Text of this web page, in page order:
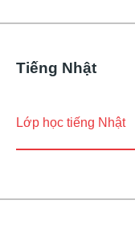
Tiếng Nhật
Lớp học tiếng Nhật